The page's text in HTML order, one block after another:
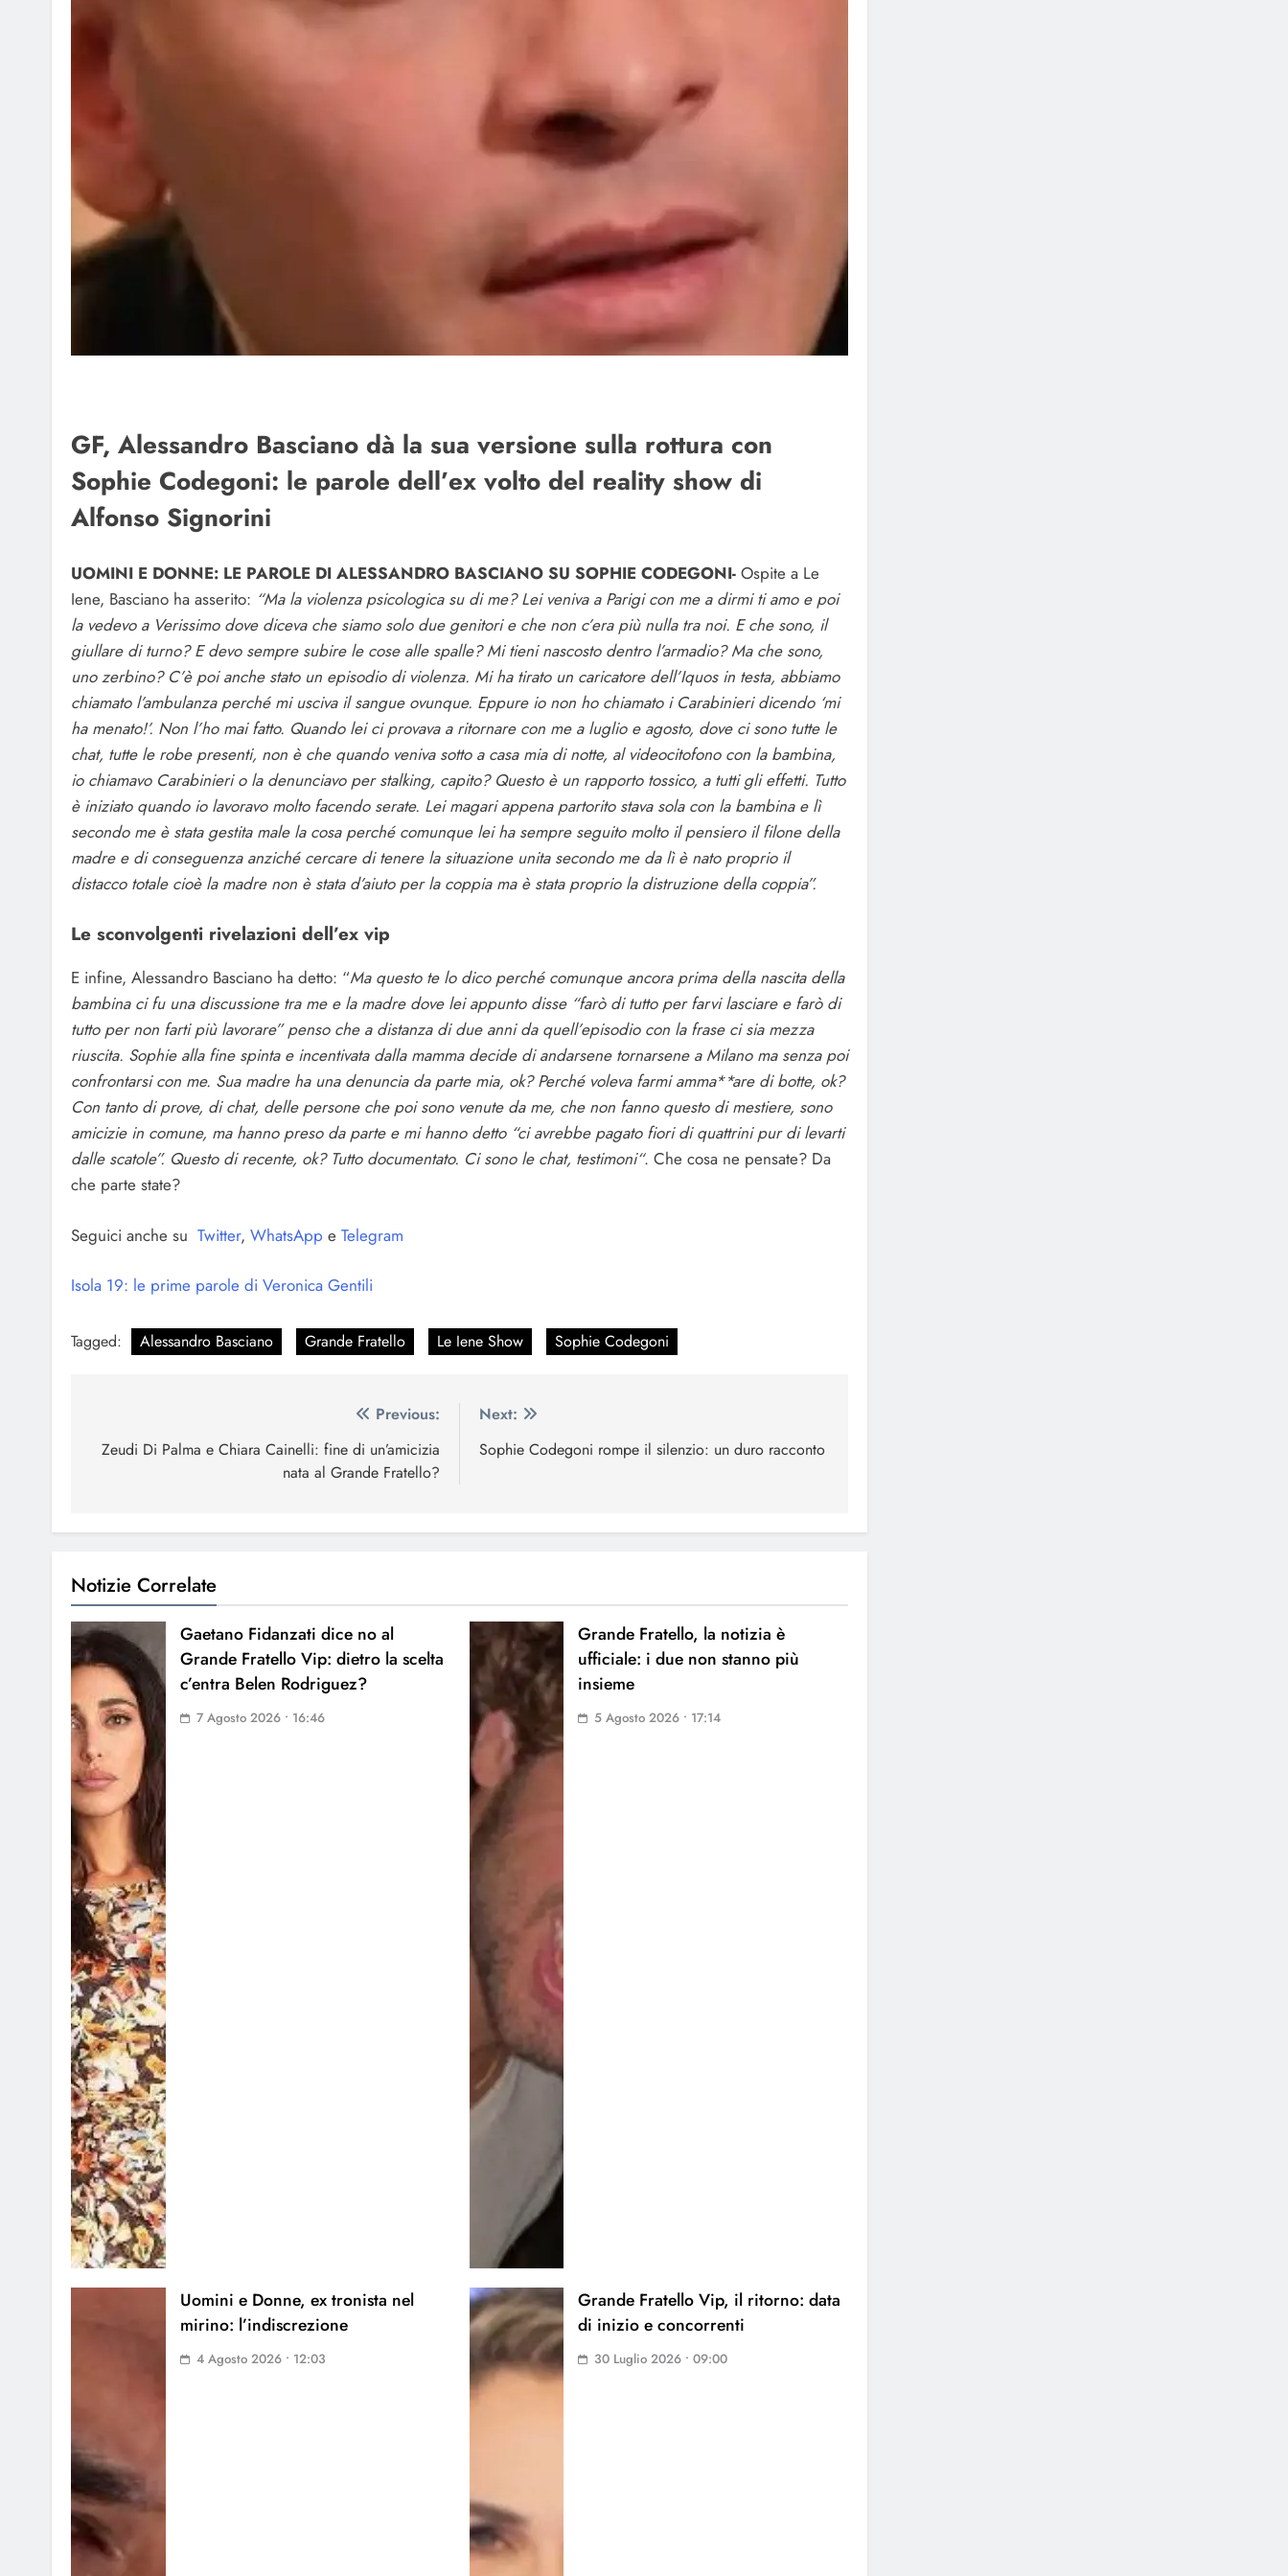
GF, Alessandro Basciano dà la sua versione sulla rottura con
Sophie Codegoni: le parole dell’ex volto del reality show di
Alfonso Signorini
UOMINI E DONNE: LE PAROLE DI ALESSANDRO BASCIANO SU SOPHIE CODEGONI- Ospite a Le
Iene, Basciano ha asserito: “Ma la violenza psicologica su di me? Lei veniva a Parigi con me a dirmi ti amo e poi
la vedevo a Verissimo dove diceva che siamo solo due genitori e che non c’era più nulla tra noi. E che sono, il
giullare di turno? E devo sempre subire le cose alle spalle? Mi tieni nascosto dentro l’armadio? Ma che sono,
uno zerbino? C’è poi anche stato un episodio di violenza. Mi ha tirato un caricatore dell’Iquos in testa, abbiamo
chiamato l’ambulanza perché mi usciva il sangue ovunque. Eppure io non ho chiamato i Carabinieri dicendo ‘mi
ha menato!’. Non l’ho mai fatto. Quando lei ci provava a ritornare con me a luglio e agosto, dove ci sono tutte le
chat, tutte le robe presenti, non è che quando veniva sotto a casa mia di notte, al videocitofono con la bambina,
io chiamavo Carabinieri o la denunciavo per stalking, capito? Questo è un rapporto tossico, a tutti gli effetti. Tutto
è iniziato quando io lavoravo molto facendo serate. Lei magari appena partorito stava sola con la bambina e lì
secondo me è stata gestita male la cosa perché comunque lei ha sempre seguito molto il pensiero il filone della
madre e di conseguenza anziché cercare di tenere la situazione unita secondo me da lì è nato proprio il
distacco totale cioè la madre non è stata d’aiuto per la coppia ma è stata proprio la distruzione della coppia”.
Le sconvolgenti rivelazioni dell’ex vip
E infine, Alessandro Basciano ha detto: “Ma questo te lo dico perché comunque ancora prima della nascita della
bambina ci fu una discussione tra me e la madre dove lei appunto disse “farò di tutto per farvi lasciare e farò di
tutto per non farti più lavorare” penso che a distanza di due anni da quell’episodio con la frase ci sia mezza
riuscita. Sophie alla fine spinta e incentivata dalla mamma decide di andarsene tornarsene a Milano ma senza poi
confrontarsi con me. Sua madre ha una denuncia da parte mia, ok? Perché voleva farmi amma**are di botte, ok?
Con tanto di prove, di chat, delle persone che poi sono venute da me, che non fanno questo di mestiere, sono
amicizie in comune, ma hanno preso da parte e mi hanno detto “ci avrebbe pagato fiori di quattrini pur di levarti
dalle scatole”. Questo di recente, ok? Tutto documentato. Ci sono le chat, testimoni“. Che cosa ne pensate? Da
che parte state?
Seguici anche su Twitter, WhatsApp e Telegram
Isola 19: le prime parole di Veronica Gentili
Tagged: Alessandro Basciano Grande Fratello Le Iene Show Sophie Codegoni
articoli
Previous:
Zeudi Di Palma e Chiara Cainelli: fine di un’amicizia
nata al Grande Fratello?
Next:
Sophie Codegoni rompe il silenzio: un duro racconto
Notizie Correlate
Gaetano Fidanzati dice no al
Grande Fratello Vip: dietro la scelta
c’entra Belen Rodriguez?
7 Agosto 2026 • 16:46
Grande Fratello, la notizia è
ufficiale: i due non stanno più
insieme
5 Agosto 2026 • 17:14
Uomini e Donne, ex tronista nel
mirino: l’indiscrezione
4 Agosto 2026 • 12:03
Grande Fratello Vip, il ritorno: data
di inizio e concorrenti
30 Luglio 2026 • 09:00